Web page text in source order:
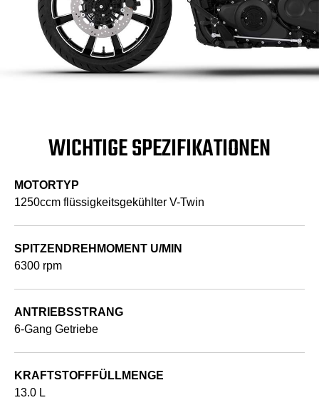
WICHTIGE SPEZIFIKATIONEN
MOTORTYP
1250ccm flüssigkeitsgekühlter V-Twin
SPITZENDREHMOMENT U/MIN
6300 rpm
ANTRIEBSSTRANG
6-Gang Getriebe
KRAFTSTOFFFÜLLMENGE
13.0 L